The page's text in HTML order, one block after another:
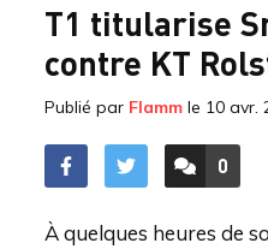
T1 titularise
contre KT
Publié par Flamm le 10 avr.
0
À quelques heures de